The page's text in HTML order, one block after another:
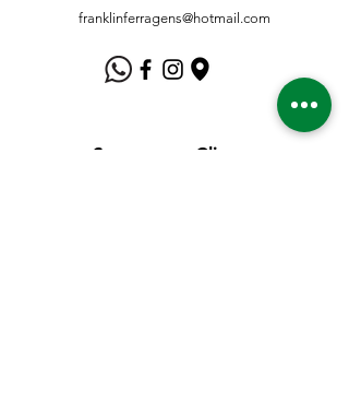
franklinferragens@hotmail.com
Suporte ao Cliente